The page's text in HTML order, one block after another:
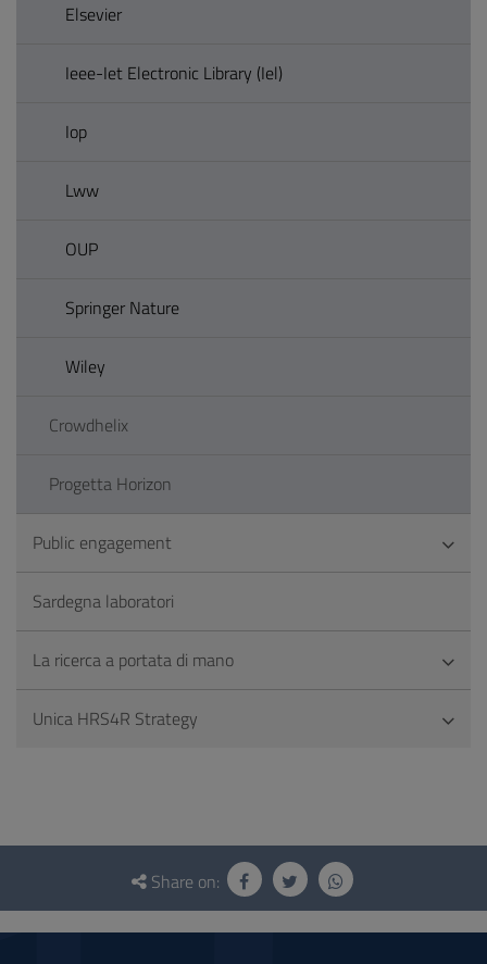
Elsevier
Ieee-Iet Electronic Library (Iel)
Iop
Lww
OUP
Springer Nature
Wiley
Crowdhelix
Progetta Horizon
Public engagement
Sardegna laboratori
La ricerca a portata di mano
Unica HRS4R Strategy
Questionnaire
social
Share on: